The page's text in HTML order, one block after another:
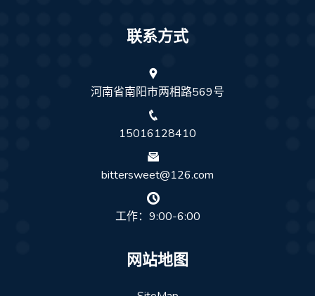
联系方式
河南省南阳市两相路569号
15016128410
bittersweet@126.com
工作：9:00-6:00
网站地图